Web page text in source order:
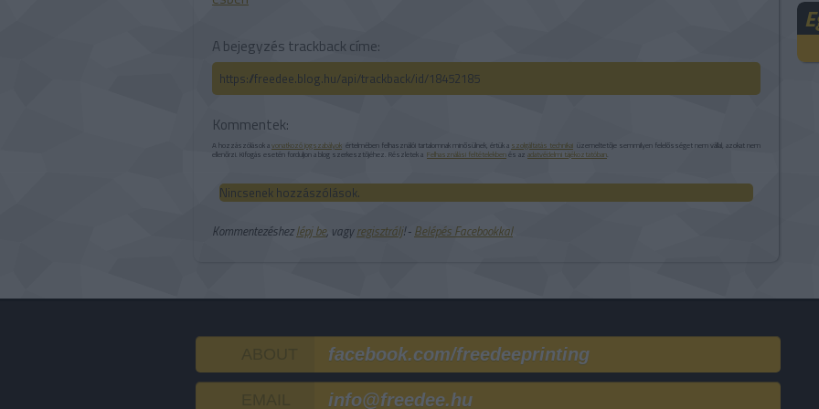
A bejegyzés trackback címe:
https://freedee.blog.hu/api/trackback/id/18452185
Kommentek:
A hozzászólások avonatkozó jogszabályok értelmében felhasználói tartalomnak minősülnek, értük a szolgáltatás technikai üzemeltetője semmilyen felelősséget nem vállal, azokat nem
ellenőrzi. Kifogás esetén forduljon a blog szerkesztőjéhez. Részletek a Felhasználási feltételekbenés az adatvédelmi tájékoztatóban
Nincsenek hozzászólások.
Kommentezéshezlépj be, vagyregisztrálj! ‐ Belépés Facebookkal
facebook.com/freedeeprinting
info@freedee.hu